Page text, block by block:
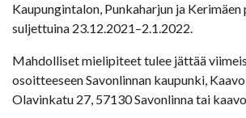
Kaupungintalon, Punkaharjun ja
suljettuina 23.12.2021–2.1.2022.
Mahdolliset mielipiteet tulee jättää
osoitteeseen Savonlinnan kaupunki,
Olavinkatu 27, 57130 Savonlinna tai